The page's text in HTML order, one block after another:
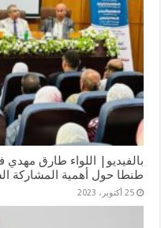
بالفيديو| اللواء طارق
طنطا حول أهمية المشاركة
25 أكتوبر، 2023